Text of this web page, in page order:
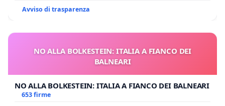
Avviso di trasparenza
NO ALLA BOLKESTEIN: ITALIA A FIANCO DEI
BALNEARI
NO ALLA BOLKESTEIN: ITALIA A FIANCO DEI BALNEARI
653 firme